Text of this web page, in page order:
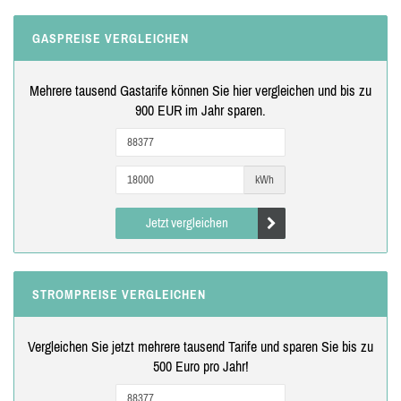
GASPREISE VERGLEICHEN
Mehrere tausend Gastarife können Sie hier vergleichen und bis zu
900 EUR im Jahr sparen.
kWh
Jetzt vergleichen
STROMPREISE VERGLEICHEN
Vergleichen Sie jetzt mehrere tausend Tarife und sparen Sie bis zu
500 Euro pro Jahr!